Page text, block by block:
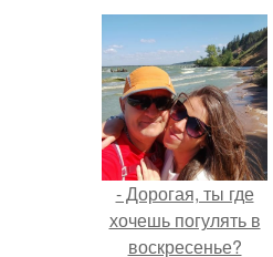
- Дорогая, ты где
хочешь погулять в
воскресенье?